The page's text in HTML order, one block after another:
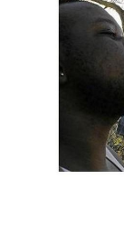
Tourisme
Régions